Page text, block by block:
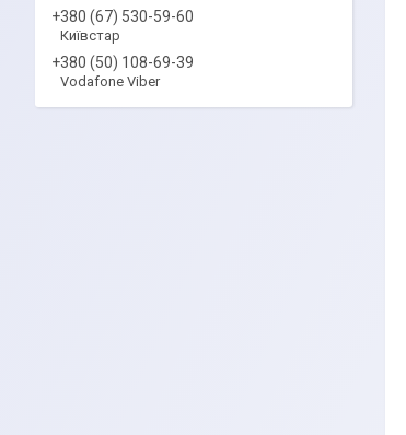
+380 (67) 530-59-60
Київстар
+380 (50) 108-69-39
Vodafone Viber